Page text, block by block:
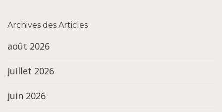
Archives des Articles
août 2026
juillet 2026
juin 2026